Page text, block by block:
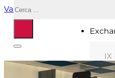
Vai al contenuto principale
IX